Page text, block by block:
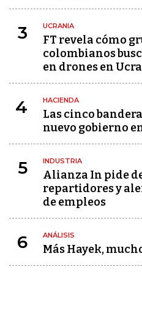
3 UCRANIA
FT revela cómo
colombianos
en drones en
4 HACIENDA
Las cinco
nuevo gobierno
5 INDUSTRIA
Alianza In pide
repartidores y
de empleos
6 ANÁLISIS
Más Hayek,